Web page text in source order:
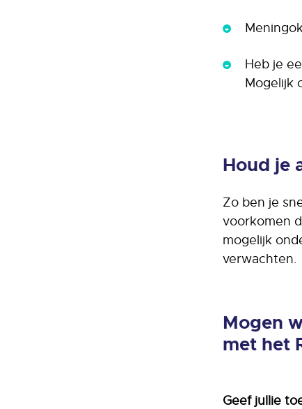
Heb je
Mogelijk
Houd je
Zo ben je
voorkomen
mogelijk
verwachten.
Mogen
met het
Geef jullie